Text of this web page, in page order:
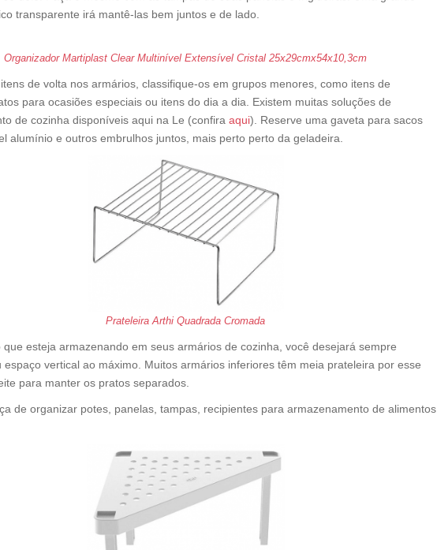
transparente irá mantê-las bem juntos e de lado.
Organizador Martiplast Clear Multinível Extensível Cristal 25x29cmx54x10,3cm
de volta nos armários, classifique-os em grupos menores, como itens de
para ocasiões especiais ou itens do dia a dia. Existem muitas soluções de
de cozinha disponíveis aqui na Le (confira aqui). Reserve uma gaveta para sacos
alumínio e outros embrulhos juntos, mais perto perto da geladeira.
Prateleira Arthi Quadrada Cromada
que esteja armazenando em seus armários de cozinha, você desejará sempre
espaço vertical ao máximo. Muitos armários inferiores têm meia prateleira por esse
para manter os pratos separados.
de organizar potes, panelas, tampas, recipientes para armazenamento de alimentos